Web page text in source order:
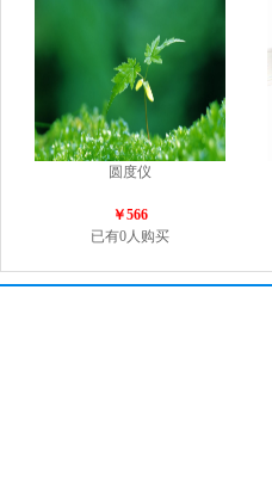
圆度仪
￥566
已有0人购买